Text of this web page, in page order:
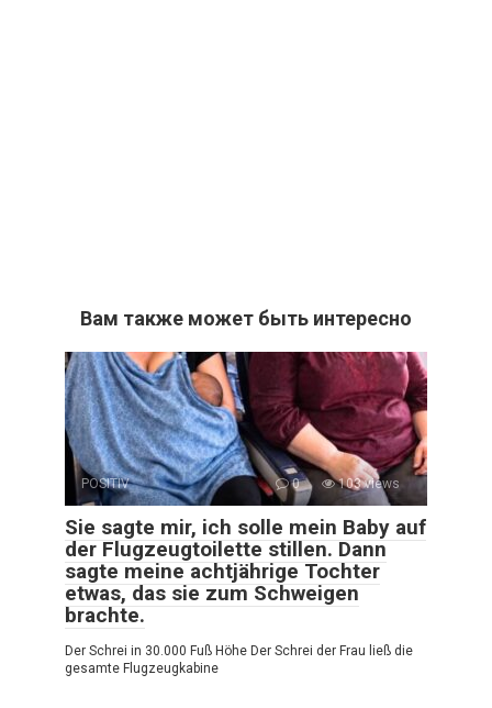
Вам также может быть интересно
POSITIV 0 103 views
Sie sagte mir, ich solle mein Baby auf
der Flugzeugtoilette stillen. Dann
sagte meine achtjährige Tochter
etwas, das sie zum Schweigen
brachte.
Der Schrei in 30.000 Fuß Höhe Der Schrei der Frau ließ die
gesamte Flugzeugkabine